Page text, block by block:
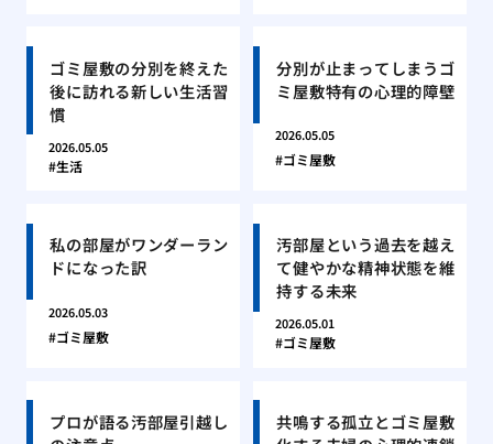
ゴミ屋敷の分別を終えた
後に訪れる新しい生活習
慣
2026.05.05
生活
分別が止まってしまうゴ
ミ屋敷特有の心理的障壁
2026.05.05
ゴミ屋敷
私の部屋がワンダーラン
ドになった訳
2026.05.03
ゴミ屋敷
汚部屋という過去を越え
て健やかな精神状態を維
持する未来
2026.05.01
ゴミ屋敷
プロが語る汚部屋引越し
共鳴する孤立とゴミ屋敷